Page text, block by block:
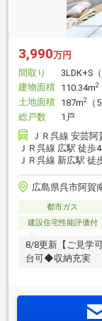
3,990万円
間取り
3LDK+S
建物面積 110.34m2
土地面積 187m2
（
総戸数
1戸
ＪＲ呉線 安芸阿
ＪＲ呉線 広駅 徒歩
ＪＲ呉線 新広駅 徒
広島県呉市阿賀
都市ガス
建設住宅性能評価付
8/8更新【ご見学
台可◆収納充実